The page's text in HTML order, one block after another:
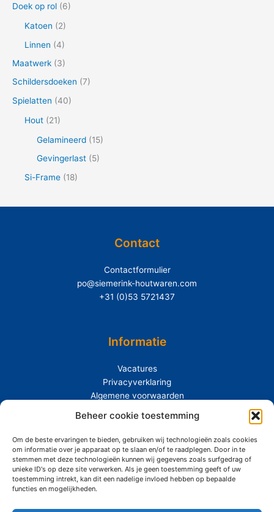
Beheer cookie toestemming
Om de beste ervaringen te bieden, gebruiken wij technologieën zoals cookies
om informatie over je apparaat op te slaan en/of te raadplegen. Door in te
stemmen met deze technologieën kunnen wij gegevens zoals surfgedrag of
unieke ID's op deze site verwerken. Als je geen toestemming geeft of uw
toestemming intrekt, kan dit een nadelige invloed hebben op bepaalde
functies en mogelijkheden.
:
Doek op rol (6)
Katoen (2)
Linnen (4)
Maatwerk (3)
Schildersdoeken (7)
Spielatten (40)
Hout (21)
Gelamineerd (15)
Gevingerlast (5)
Si-Frame (18)
Contact
Contactformulier
po@siemerink-houtwaren.com
+31 (0)53 5721437
Informatie
Vacatures
Privacyverklaring
Algemene voorwaarden
Extras
Over Siemerink
Duurzaamheid